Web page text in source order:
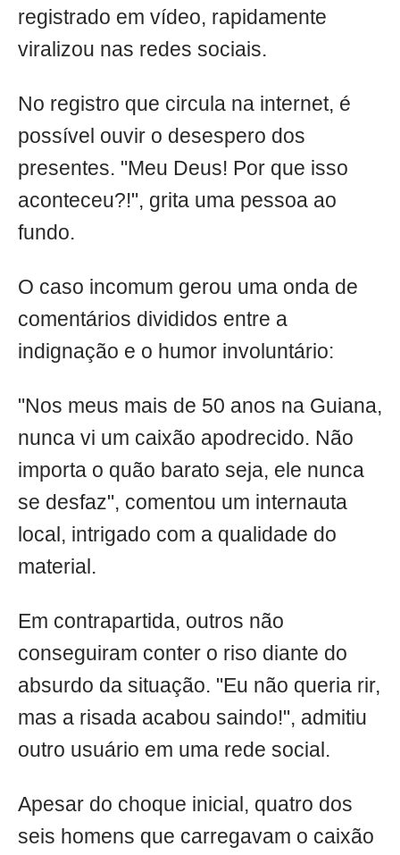
registrado em vídeo, rapidamente
viralizou nas redes sociais.
No registro que circula na internet, é
possível ouvir o desespero dos
presentes. "Meu Deus! Por que isso
aconteceu?!", grita uma pessoa ao
fundo.
O caso incomum gerou uma onda de
comentários divididos entre a
indignação e o humor involuntário:
"Nos meus mais de 50 anos na Guiana,
nunca vi um caixão apodrecido. Não
importa o quão barato seja, ele nunca
se desfaz", comentou um internauta
local, intrigado com a qualidade do
material.
Em contrapartida, outros não
conseguiram conter o riso diante do
absurdo da situação. "Eu não queria rir,
mas a risada acabou saindo!", admitiu
outro usuário em uma rede social.
Apesar do choque inicial, quatro dos
seis homens que carregavam o caixão